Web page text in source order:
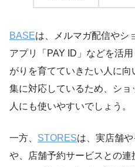
BASEは、メルマガ配信やシ
アプリ「PAY ID」などを活
がりを育てていきたい人に
集に対応しているため、シ
人にも使いやすいでしょう。
一方、 STORESは、実店舗
や、店舗予約サービスとの連